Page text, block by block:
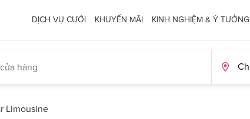
DỊCH VỤ CƯỚI KHUYẾN MÃI KINH NGHIỆM & Ý TƯỞNG
Limousine